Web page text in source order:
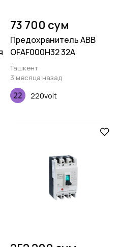
73 700 сум
Предохранитель ABB
OFAF000H32 32A
Ташкент
3 месяца назад
220volt